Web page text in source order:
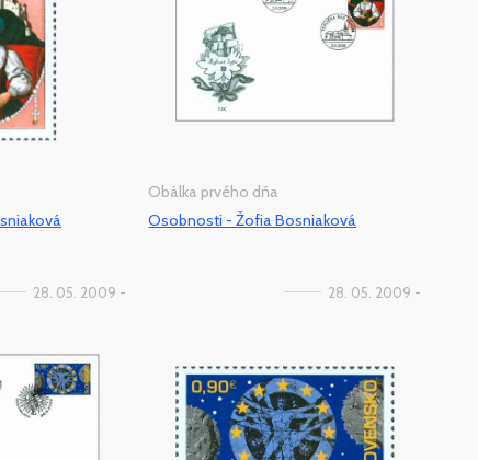
Obálka prvého dňa
Osobnosti - Žofia Bosniaková
28. 05. 2009 - 28. 05. 2009 -